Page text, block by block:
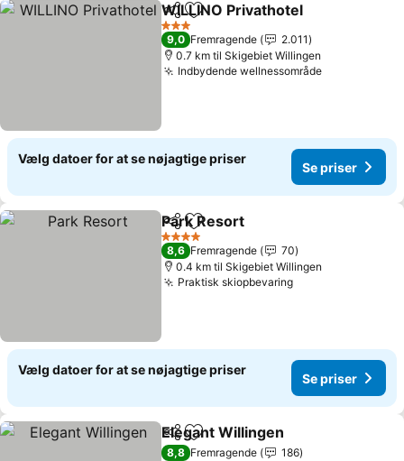
Del Føj til favoritter
WILLINO Privathotel
3 Stjerner
9,0 Fremragende
2.011
0.7 km til Skigebiet Willingen
Indbydende wellnessområde
Vælg datoer for at se nøjagtige priser
Se priser
Del Føj til favoritter
Park Resort
4 Stjerner
8,6 Fremragende
70
0.4 km til Skigebiet Willingen
Praktisk skiopbevaring
Vælg datoer for at se nøjagtige priser
Se priser
Del Føj til favoritter
Elegant Willingen
8,8 Fremragende
186